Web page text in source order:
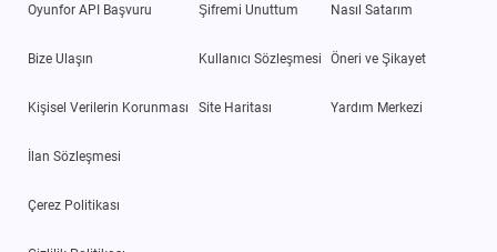
Oyunfor API Başvuru
Bize Ulaşın
Kişisel Verilerin Korunması
İlan Sözleşmesi
Çerez Politikası
Şifremi Unuttum
Kullanıcı Sözleşmesi
Site Haritası
Nasıl Satarım
Öneri ve Şikayet
Yardım Merkezi